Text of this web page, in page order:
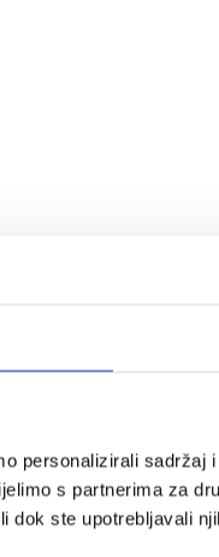
personalizirali
s partnerima za
dok ste upotrebljavali